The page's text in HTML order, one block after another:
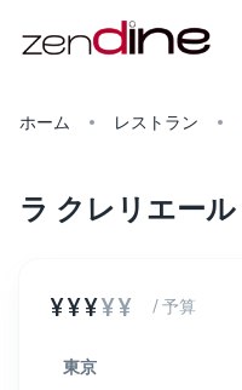
ホーム レストラン
ラ クレリエール
¥¥¥¥¥ / 予算
東京